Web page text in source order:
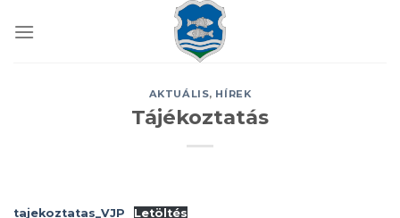
AKTUÁLIS, HÍREK
Tájékoztatás
tajekoztatas_VJP Letöltés